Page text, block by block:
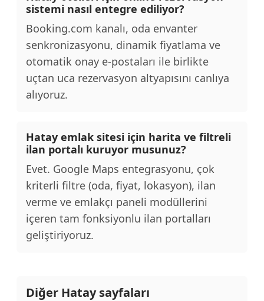
sistemi nasıl entegre ediliyor?
Booking.com kanalı, oda envanter
senkronizasyonu, dinamik fiyatlama ve
otomatik onay e-postaları ile birlikte
uçtan uca rezervasyon altyapısını canlıya
alıyoruz.
Hatay emlak sitesi için harita ve filtreli
ilan portalı kuruyor musunuz?
Evet. Google Maps entegrasyonu, çok
kriterli filtre (oda, fiyat, lokasyon), ilan
verme ve emlakçı paneli modüllerini
içeren tam fonksiyonlu ilan portalları
geliştiriyoruz.
Diğer Hatay sayfaları